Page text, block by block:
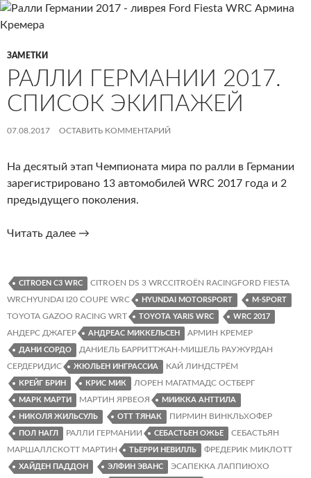
ЗАМЕТКИ
РАЛЛИ ГЕРМАНИИ 2017.
СПИСОК ЭКИПАЖЕЙ
07.08.2017 ОСТАВИТЬ КОММЕНТАРИЙ
На десятый этап Чемпионата мира по ралли в Германии
зарегистрировано 13 автомобилей WRC 2017 года и 2
предыдущего поколения.
Читать далее Ралли
Список
экипажей
→
CITROEN C3 WRC
CITROEN DS 3 WRCCITROËN RACINGFORD FIESTA
WRCHYUNDAI I20 COUPE WRC
HYUNDAI MOTORSPORT M-SPORT
TOYOTA GAZOO RACING WRT TOYOTA YARIS WRC WRC 2017
АНДЕРС ДЖАГЕР АНДРЕАС МИККЕЛЬСЕН АРМИН КРЕМЕР
ДАНИ СОРДО
ДАНИЕЛЬ БАРРИТТЖАН-МИШЕЛЬ РАУЖУРДАН
СЕРДЕРИДИС
ЖЮЛЬЕН ИНГРАССИА КАЙ ЛИНДСТРЁМ
КРЕЙГ БРИН КРИС МИК ЛОРЕН МАГАТМАДС ОСТБЕРГ
МАРК МАРТИ МАРТИН ЯРВЕОЯ МИИККА АНТТИЛА
НИКОЛЯ ЖИЛЬСУЛЬ ОТТ ТЯНАК ПИРМИН ВИНКЛЬХОФЕР
ПОЛ НАГЛ РАЛЛИ ГЕРМАНИИ СЕБАСТЬЕН ОЖЬЕ
СЕБАСТЬЯН
МАРШАЛЛСКОТТ МАРТИН
ТЬЕРРИ НЕВИЛЛЬ ФРЕДЕРИК МИКЛОТТ
ХАЙДЕН ПАДДОН ЭЛФИН ЭВАНС
ЭСАПЕККА ЛАППИЮХО